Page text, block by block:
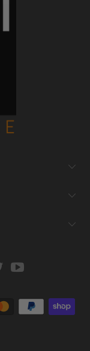
Strapcode
TwitterYouTube